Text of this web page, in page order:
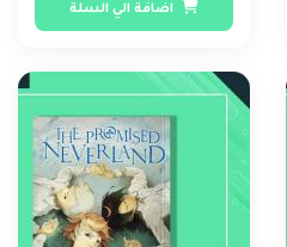
اضافة الي السلة